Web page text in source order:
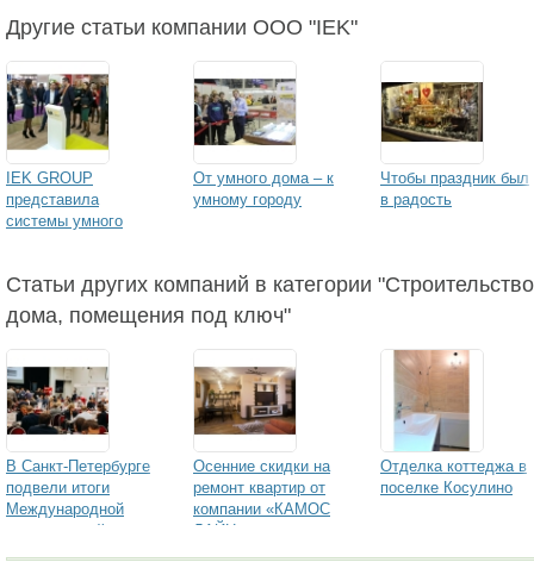
Другие статьи компании ООО "IEK"
IEK GROUP
представила
системы умного
От умного дома – к
умному городу
Чтобы праздник был
в радость
Статьи других компаний в категории
дома, помещения под ключ"
В Санкт-Петербурге
подвели итоги
Международной
строительной
Осенние скидки на
ремонт квартир от
компании «КАМОС
ЛАЙН»
Отделка коттеджа в
поселке Косулино